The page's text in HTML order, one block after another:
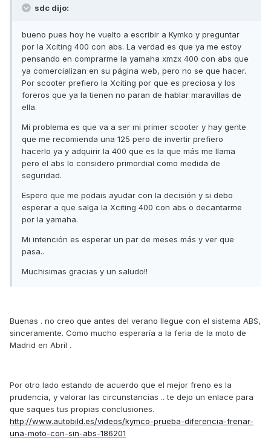
sdc dijo:
bueno pues hoy he vuelto a escribir a Kymko y preguntar
por la Xciting 400 con abs. La verdad es que ya me estoy
pensando en comprarme la yamaha xmzx 400 con abs que
ya comercializan en su página web, pero no se que hacer.
Por scooter prefiero la Xciting por que es preciosa y los
foreros que ya la tienen no paran de hablar maravillas de
ella.
Mi problema es que va a ser mi primer scooter y hay gente
que me recomienda una 125 pero de invertir prefiero
hacerlo ya y adquirir la 400 que es la que más me llama
pero el abs lo considero primordial como medida de
seguridad.
Espero que me podais ayudar con la decisión y si debo
esperar a que salga la Xciting 400 con abs o decantarme
por la yamaha.
Mi intención es esperar un par de meses más y ver que
pasa..
Muchisimas gracias y un saludo!!
Buenas . no creo que antes del verano llegue con el sistema ABS,
sinceramente. Como mucho esperaría a la feria de la moto de
Madrid en Abril .
Por otro lado estando de acuerdo que el mejor freno es la
prudencia, y valorar las circunstancias .. te dejo un enlace para
que saques tus propias conclusiones.
http://www.autobild.es/videos/kymco-prueba-diferencia-frenar-
una-moto-con-sin-abs-186201